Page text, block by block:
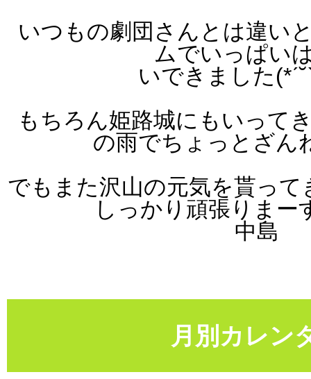
いつもの劇団さんとは違い
ムでいっぱい
いできました
もちろん姫路城にもいって
の雨でちょっとざん
でもまた沢山の元気を貰っ
しっかり頑張りま ー
中島
月別カレン